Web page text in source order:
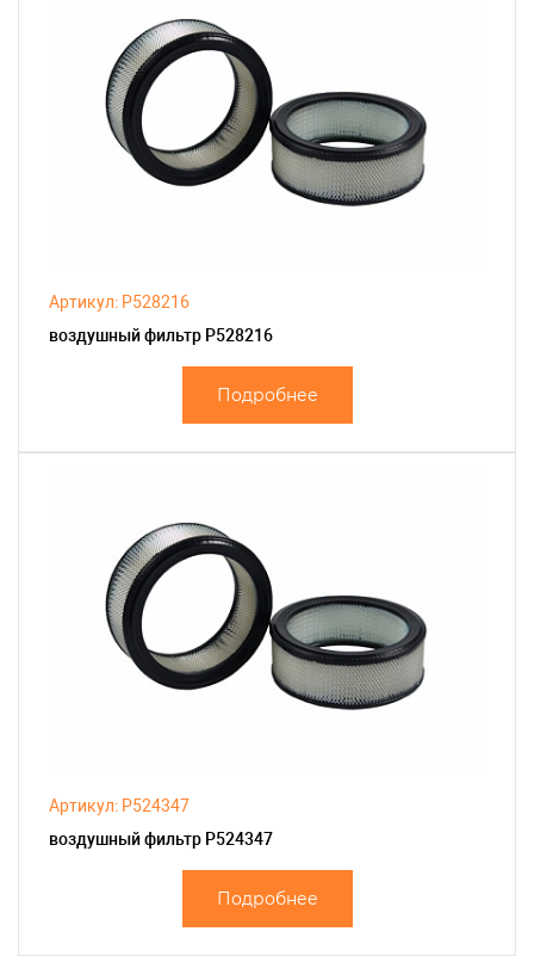
Артикул: P528216
воздушный фильтр P528216
Подробнее
Артикул: P524347
воздушный фильтр P524347
Подробнее